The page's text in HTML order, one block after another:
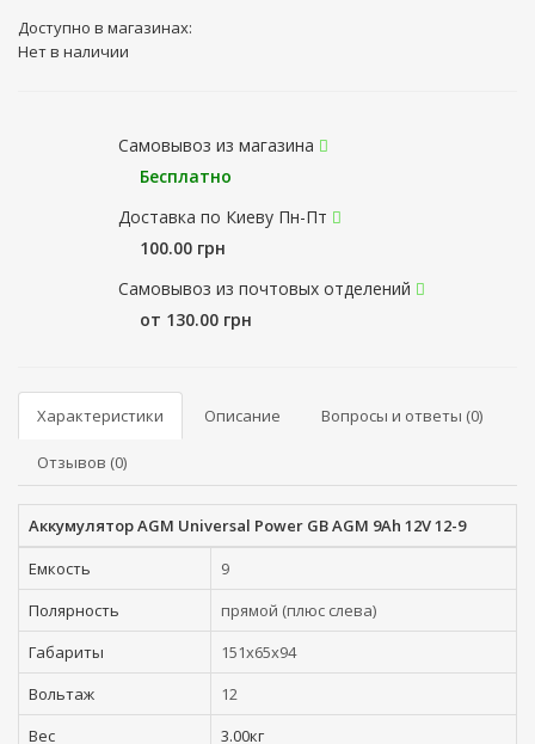
Доступно в магазинах:
Нет в наличии
Самовывоз из магазина
Бесплатно
Доставка по Киеву Пн-Пт
100.00 грн
Самовывоз из почтовых отделений
от 130.00 грн
Характеристики Описание Вопросы и ответы (0)
Отзывов (0)
Аккумулятор AGM Universal Power GB AGM 9Ah 12V 12-9
Емкость
9
Полярность
прямой (плюс слева)
Габариты
151x65x94
Вольтаж
12
Вес
3.00кг